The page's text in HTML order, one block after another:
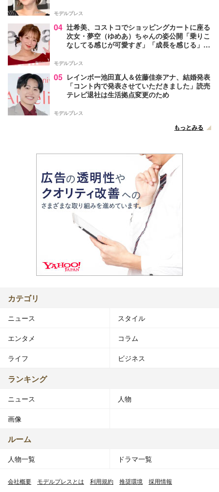
モデルプレス
04 辻希美、コストコでショッピングカートに座る
次女・夢空（ゆめあ）ちゃんの姿公開「乗りこ
なしてる感じが可愛すぎ」「成長を感じる」の
モデルプレス
05 レインボー池田直人＆佐藤佳奈アナ、結婚発表
「コント内で発表させていただきました」読売
テレビ退社は生活拠点変更のため
モデルプレス
もっとみる
カテゴリ
ニュース スタイル
エンタメ コラム
ライフ ビジネス
ランキング
ニュース 人物
画像
ルーム
人物一覧 ドラマ一覧
会社概要 モデルプレスとは 利用規約 推奨環境 採用情報